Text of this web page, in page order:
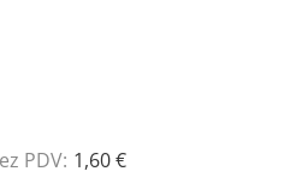
PDV: 1,60 €